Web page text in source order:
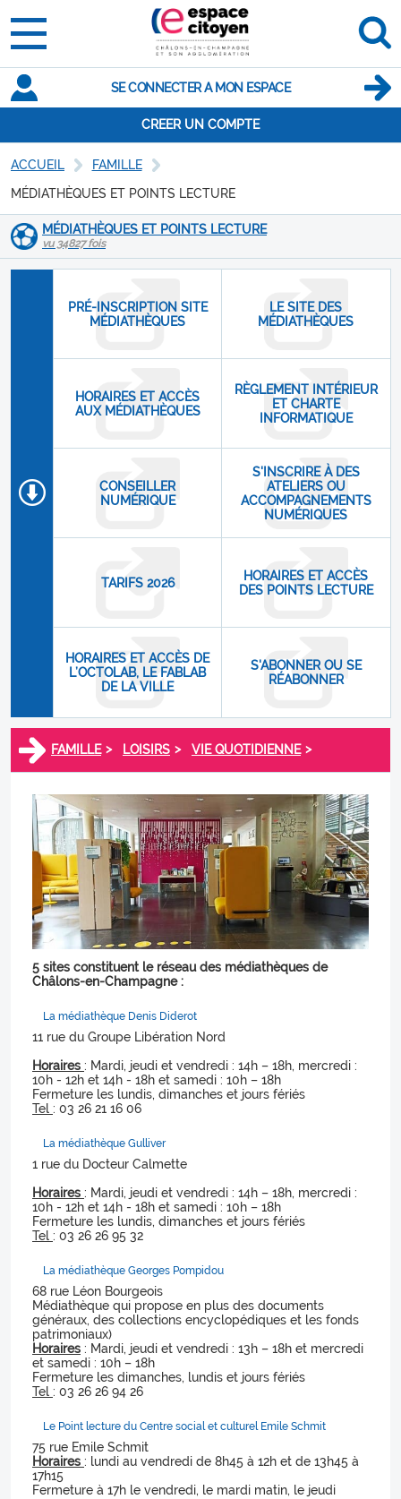
SE CONNECTER A MON ESPACE
CREER UN COMPTE
ACCUEIL
FAMILLE
MÉDIATHÈQUES ET POINTS LECTURE
MÉDIATHÈQUES ET POINTS LECTURE
vu 34827 fois
PRÉ-INSCRIPTION SITE
MÉDIATHÈQUES
LE SITE DES
MÉDIATHÈQUES
HORAIRES ET ACCÈS
AUX MÉDIATHÈQUES
RÈGLEMENT INTÉRIEUR
ET CHARTE
INFORMATIQUE
CONSEILLER
NUMÉRIQUE
S'INSCRIRE À DES
ATELIERS OU
ACCOMPAGNEMENTS
NUMÉRIQUES
TARIFS 2026
HORAIRES ET ACCÈS
DES POINTS LECTURE
HORAIRES ET ACCÈS DE
L’OCTOLAB, LE FABLAB
DE LA VILLE
S'ABONNER OU SE
RÉABONNER
FAMILLE > LOISIRS > VIE QUOTIDIENNE >
5 sites constituent le réseau des médiathèques de
Châlons-en-Champagne :
La médiathèque Denis Diderot
11 rue du Groupe Libération Nord
Horaires : Mardi, jeudi et vendredi : 14h – 18h, mercredi :
10h - 12h et 14h - 18h et samedi : 10h – 18h
Fermeture les lundis, dimanches et jours fériés
Tel : 03 26 21 16 06
La médiathèque Gulliver
1 rue du Docteur Calmette
Horaires : Mardi, jeudi et vendredi : 14h – 18h, mercredi :
10h - 12h et 14h - 18h et samedi : 10h – 18h
Fermeture les lundis, dimanches et jours fériés
Tel : 03 26 26 95 32
La médiathèque Georges Pompidou
68 rue Léon Bourgeois
Médiathèque qui propose en plus des documents
généraux, des collections encyclopédiques et les fonds
patrimoniaux)
Horaires : Mardi, jeudi et vendredi : 13h – 18h et mercredi
et samedi : 10h – 18h
Fermeture les dimanches, lundis et jours fériés
Tel : 03 26 26 94 26
Le Point lecture du Centre social et culturel Emile Schmit
75 rue Emile Schmit
Horaires : lundi au vendredi de 8h45 à 12h et de 13h45 à
17h15
Fermeture à 17h le vendredi, le mardi matin, le jeudi